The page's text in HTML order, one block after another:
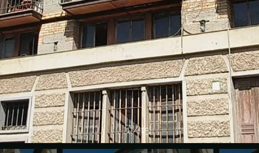
1 / 15